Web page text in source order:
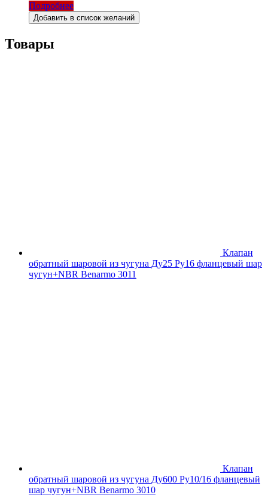
Подробнее
Добавить в список желаний
Товары
Клапан
обратный шаровой из чугуна Ду25 Ру16 фланцевый шар
чугун+NBR Benarmo 3011
Клапан
обратный шаровой из чугуна Ду600 Ру10/16 фланцевый
шар чугун+NBR Benarmo 3010